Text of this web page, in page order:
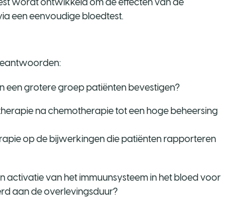
een eenvoudige bloedtest.
een grotere groep patiënten bevestigen?
na chemotherapie tot een hoge beheersing
op de bijwerkingen die patiënten rapporteren
van het immuunsysteem in het bloed voor
aan de overlevingsduur?